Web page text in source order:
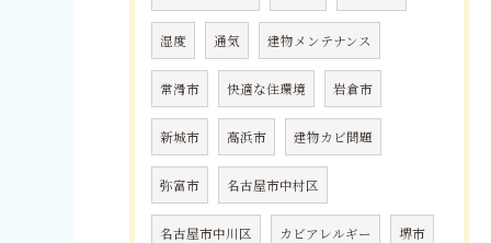
湿度 通気 建物メンテナンス
常滑市 快適な住環境 岩倉市
新城市 高浜市 建物カビ問題
弥富市 名古屋市中村区
名古屋市中川区 カビアレルギー 堺市